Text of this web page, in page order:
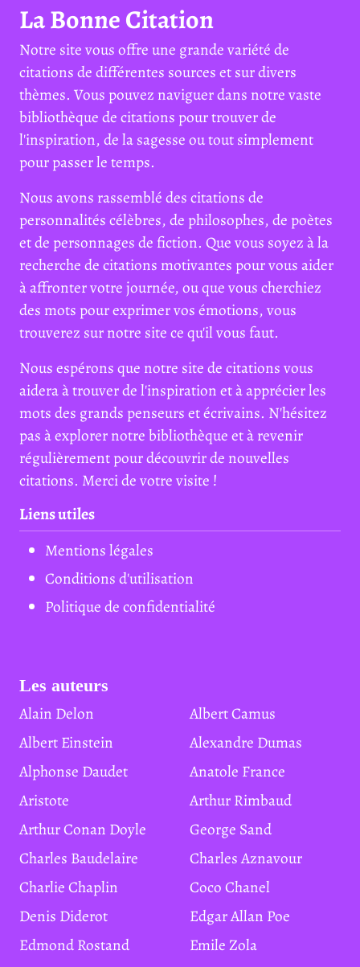
La Bonne Citation
Notre site vous offre une grande variété de
citations de différentes sources et sur divers
thèmes. Vous pouvez naviguer dans notre vaste
bibliothèque de citations pour trouver de
l'inspiration, de la sagesse ou tout simplement
pour passer le temps.
Nous avons rassemblé des citations de
personnalités célèbres, de philosophes, de poètes
et de personnages de fiction. Que vous soyez à la
recherche de citations motivantes pour vous aider
à affronter votre journée, ou que vous cherchiez
des mots pour exprimer vos émotions, vous
trouverez sur notre site ce qu'il vous faut.
Nous espérons que notre site de citations vous
aidera à trouver de l'inspiration et à apprécier les
mots des grands penseurs et écrivains. N'hésitez
pas à explorer notre bibliothèque et à revenir
régulièrement pour découvrir de nouvelles
citations. Merci de votre visite !
Liens utiles
Mentions légales
Conditions d'utilisation
Politique de confidentialité
Les auteurs
Alain Delon
Albert Camus
Albert Einstein
Alexandre Dumas
Alphonse Daudet
Anatole France
Aristote
Arthur Rimbaud
Arthur Conan Doyle
George Sand
Charles Baudelaire
Charles Aznavour
Charlie Chaplin
Coco Chanel
Denis Diderot
Edgar Allan Poe
Edmond Rostand
Emile Zola